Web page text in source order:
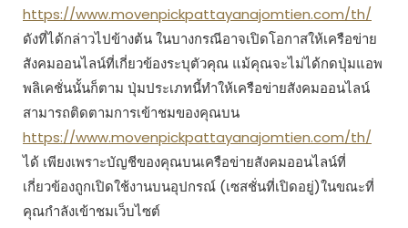
https://www.movenpickpattayanajomtien.com/th/
ดังที่ได้กล่าวไปข้างต้น ในบางกรณีอาจเปิดโอกาสให้เครือข่าย
สังคมออนไลน์ที่เกี่ยวข้องระบุตัวคุณ แม้คุณจะไม่ได้กดปุ่มแอพ
พลิเคชั่นนั้นก็ตาม ปุ่มประเภทนี้ทำให้เครือข่ายสังคมออนไลน์
สามารถติดตามการเข้าชมของคุณบน
https://www.movenpickpattayanajomtien.com/th/
ได้ เพียงเพราะบัญชีของคุณบนเครือข่ายสังคมออนไลน์ที่
เกี่ยวข้องถูกเปิดใช้งานบนอุปกรณ์ (เซสชั่นที่เปิดอยู่)ในขณะที่
คุณกำลังเข้าชมเว็บไซต์